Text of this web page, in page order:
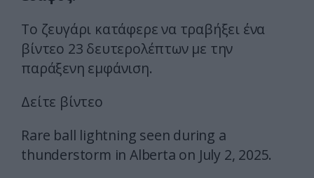
Το ζευγάρι κατάφερε να τραβήξει ένα
βίντεο 23 δευτερολέπτων με την
παράξενη εμφάνιση.
Δείτε βίντεο
Rare ball lightning seen during a
thunderstorm in Alberta on July 2, 2025.